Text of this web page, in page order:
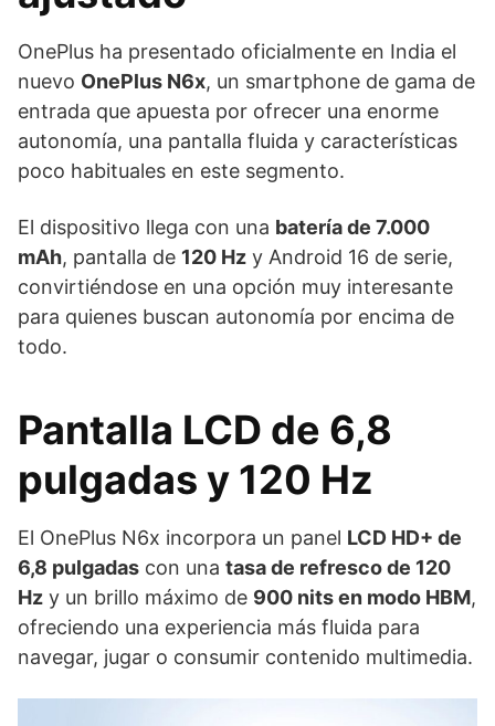
OnePlus ha presentado oficialmente en India el
nuevo OnePlus N6x, un smartphone de gama de
entrada que apuesta por ofrecer una enorme
autonomía, una pantalla fluida y características
poco habituales en este segmento.
El dispositivo llega con una batería de 7.000
mAh, pantalla de 120 Hz y Android 16 de serie,
convirtiéndose en una opción muy interesante
para quienes buscan autonomía por encima de
todo.
Pantalla LCD de 6,8
pulgadas y 120 Hz
El OnePlus N6x incorpora un panel LCD HD+ de
6,8 pulgadas con una tasa de refresco de 120
Hz y un brillo máximo de 900 nits en modo HBM,
ofreciendo una experiencia más fluida para
navegar, jugar o consumir contenido multimedia.